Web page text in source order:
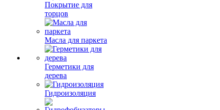
Покрытие для
торцов
Масла для паркета
Герметики для
дерева
Гидроизоляция